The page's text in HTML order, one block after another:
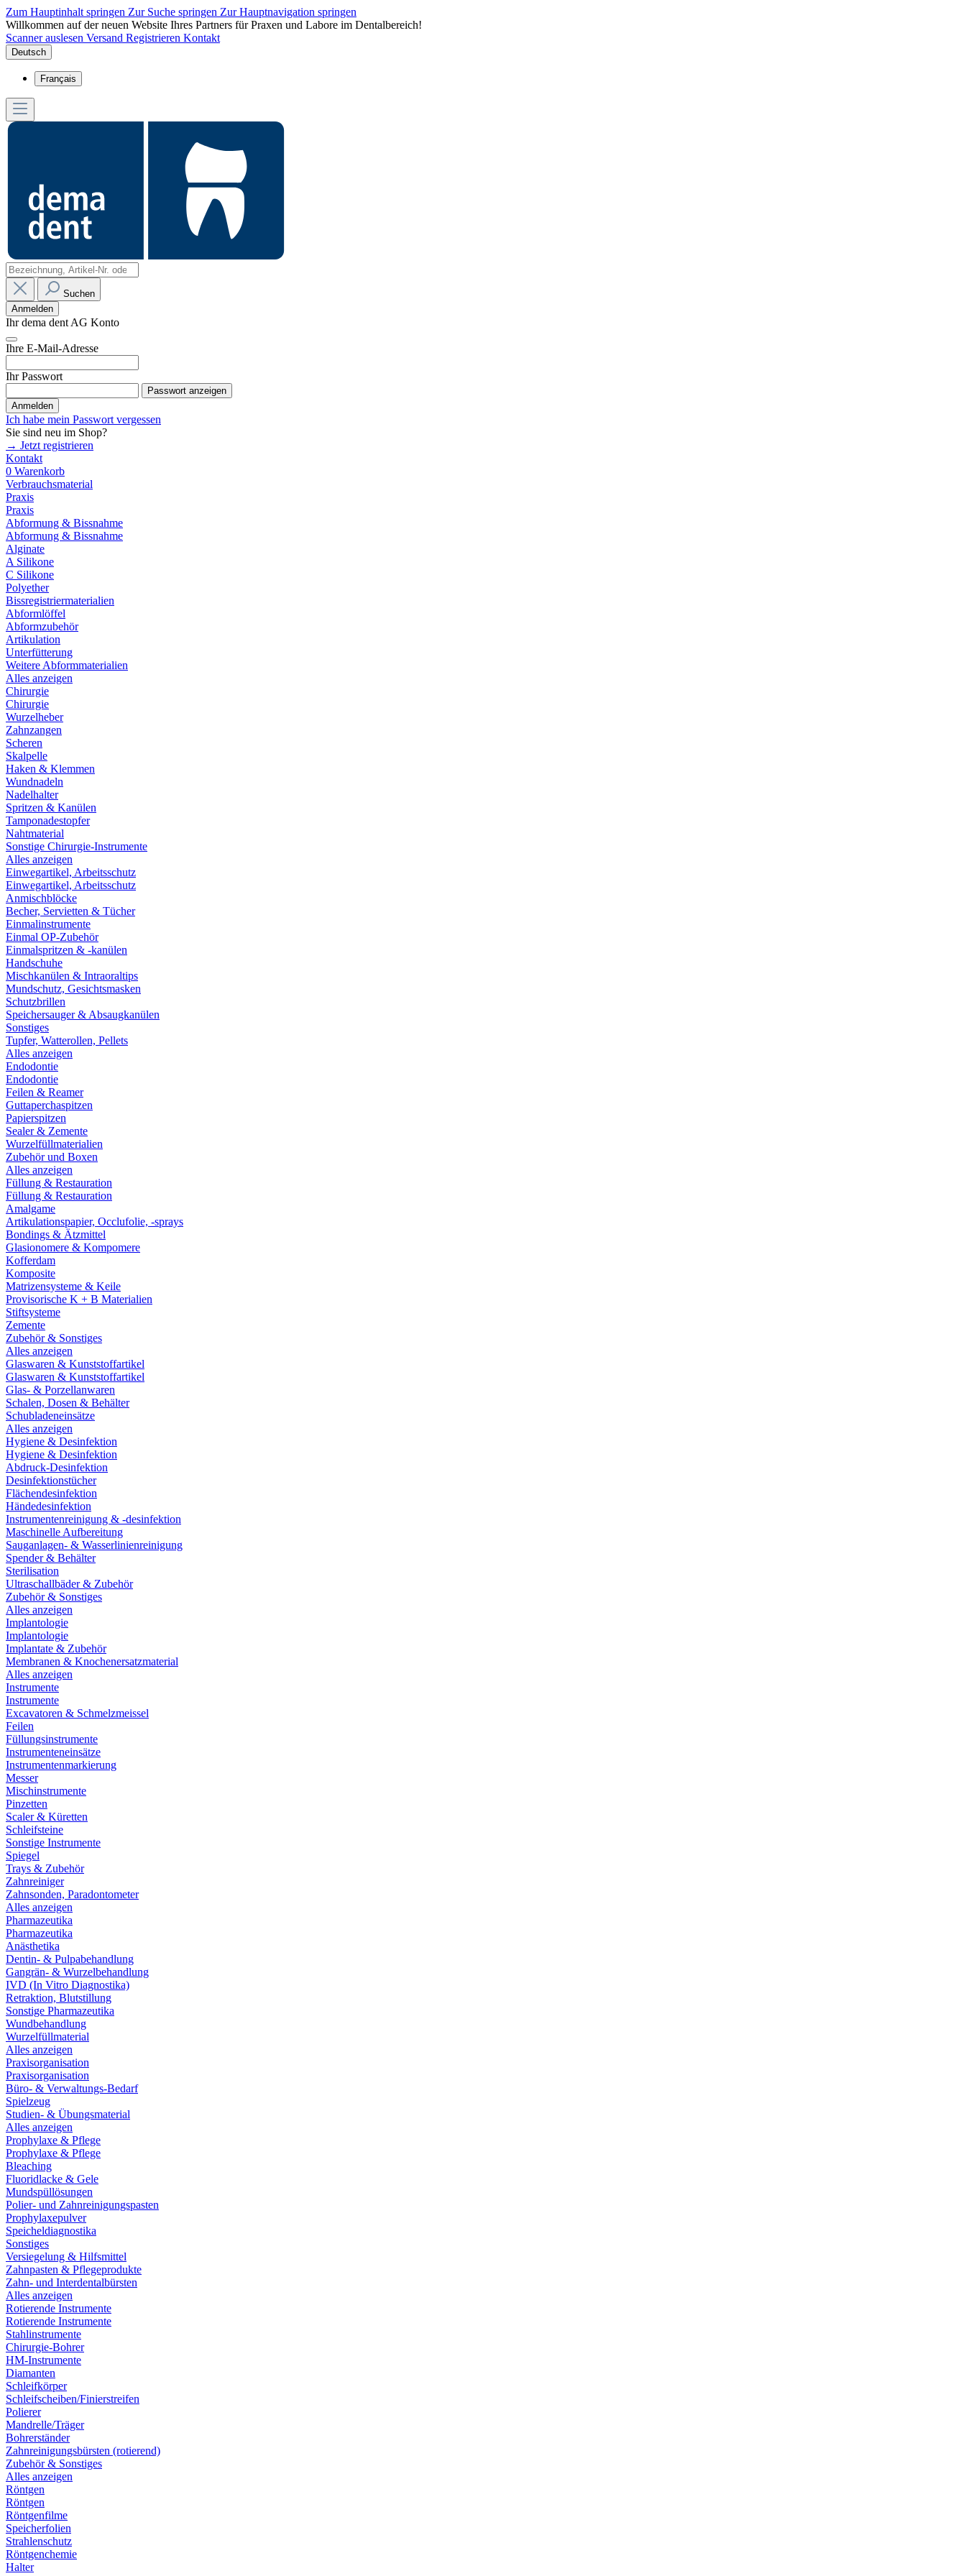
Zum Hauptinhalt springen Zur Suche springen Zur Hauptnavigation springen
Willkommen auf der neuen Website Ihres Partners für Praxen und Labore im Dentalbereich!
Scanner auslesen Versand Registrieren Kontakt
Deutsch
Français
Suchen
Anmelden
Ihr dema dent AG Konto
Ihre E-Mail-Adresse
Ihr Passwort
Passwort anzeigen
Anmelden
Ich habe mein Passwort vergessen
Sie sind neu im Shop?
→ Jetzt registrieren
Kontakt
0 Warenkorb
Verbrauchsmaterial
Praxis
Praxis
Abformung & Bissnahme
Abformung & Bissnahme
Alginate
A Silikone
C Silikone
Polyether
Bissregistriermaterialien
Abformlöffel
Abformzubehör
Artikulation
Unterfütterung
Weitere Abformmaterialien
Alles anzeigen
Chirurgie
Chirurgie
Wurzelheber
Zahnzangen
Scheren
Skalpelle
Haken & Klemmen
Wundnadeln
Nadelhalter
Spritzen & Kanülen
Tamponadestopfer
Nahtmaterial
Sonstige Chirurgie-Instrumente
Alles anzeigen
Einwegartikel, Arbeitsschutz
Einwegartikel, Arbeitsschutz
Anmischblöcke
Becher, Servietten & Tücher
Einmalinstrumente
Einmal OP-Zubehör
Einmalspritzen & -kanülen
Handschuhe
Mischkanülen & Intraoraltips
Mundschutz, Gesichtsmasken
Schutzbrillen
Speichersauger & Absaugkanülen
Sonstiges
Tupfer, Watterollen, Pellets
Alles anzeigen
Endodontie
Endodontie
Feilen & Reamer
Guttaperchaspitzen
Papierspitzen
Sealer & Zemente
Wurzelfüllmaterialien
Zubehör und Boxen
Alles anzeigen
Füllung & Restauration
Füllung & Restauration
Amalgame
Artikulationspapier, Occlufolie, -sprays
Bondings & Ätzmittel
Glasionomere & Kompomere
Kofferdam
Komposite
Matrizensysteme & Keile
Provisorische K + B Materialien
Stiftsysteme
Zemente
Zubehör & Sonstiges
Alles anzeigen
Glaswaren & Kunststoffartikel
Glaswaren & Kunststoffartikel
Glas- & Porzellanwaren
Schalen, Dosen & Behälter
Schubladeneinsätze
Alles anzeigen
Hygiene & Desinfektion
Hygiene & Desinfektion
Abdruck-Desinfektion
Desinfektionstücher
Flächendesinfektion
Händedesinfektion
Instrumentenreinigung & -desinfektion
Maschinelle Aufbereitung
Sauganlagen- & Wasserlinienreinigung
Spender & Behälter
Sterilisation
Ultraschallbäder & Zubehör
Zubehör & Sonstiges
Alles anzeigen
Implantologie
Implantologie
Implantate & Zubehör
Membranen & Knochenersatzmaterial
Alles anzeigen
Instrumente
Instrumente
Excavatoren & Schmelzmeissel
Feilen
Füllungsinstrumente
Instrumenteneinsätze
Instrumentenmarkierung
Messer
Mischinstrumente
Pinzetten
Scaler & Küretten
Schleifsteine
Sonstige Instrumente
Spiegel
Trays & Zubehör
Zahnreiniger
Zahnsonden, Paradontometer
Alles anzeigen
Pharmazeutika
Pharmazeutika
Anästhetika
Dentin- & Pulpabehandlung
Gangrän- & Wurzelbehandlung
IVD (In Vitro Diagnostika)
Retraktion, Blutstillung
Sonstige Pharmazeutika
Wundbehandlung
Wurzelfüllmaterial
Alles anzeigen
Praxisorganisation
Praxisorganisation
Büro- & Verwaltungs-Bedarf
Spielzeug
Studien- & Übungsmaterial
Alles anzeigen
Prophylaxe & Pflege
Prophylaxe & Pflege
Bleaching
Fluoridlacke & Gele
Mundspüllösungen
Polier- und Zahnreinigungspasten
Prophylaxepulver
Speicheldiagnostika
Sonstiges
Versiegelung & Hilfsmittel
Zahnpasten & Pflegeprodukte
Zahn- und Interdentalbürsten
Alles anzeigen
Rotierende Instrumente
Rotierende Instrumente
Stahlinstrumente
Chirurgie-Bohrer
HM-Instrumente
Diamanten
Schleifkörper
Schleifscheiben/Finierstreifen
Polierer
Mandrelle/Träger
Bohrerständer
Zahnreinigungsbürsten (rotierend)
Zubehör & Sonstiges
Alles anzeigen
Röntgen
Röntgen
Röntgenfilme
Speicherfolien
Strahlenschutz
Röntgenchemie
Halter